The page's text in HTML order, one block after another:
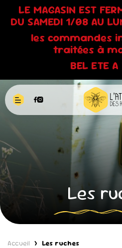
LE MAGASIN EST
DU SAMEDI 1/08 AU
les commandes
traitées à
BEL ETE
Les
Accueil Les ruches